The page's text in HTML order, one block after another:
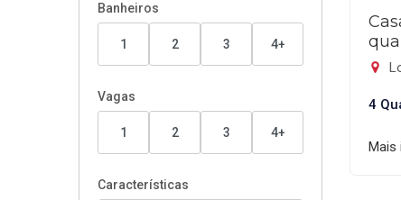
Banheiros
1 2 3 4+
Vagas
1 2 3 4+
Características
4
Mais